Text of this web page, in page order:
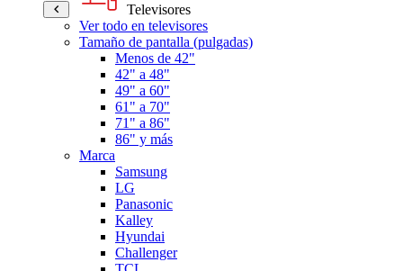
Televisores
Ver todo en televisores
Tamaño de pantalla (pulgadas)
Menos de 42"
42" a 48"
49" a 60"
61" a 70"
71" a 86"
86" y más
Marca
Samsung
LG
Panasonic
Kalley
Hyundai
Challenger